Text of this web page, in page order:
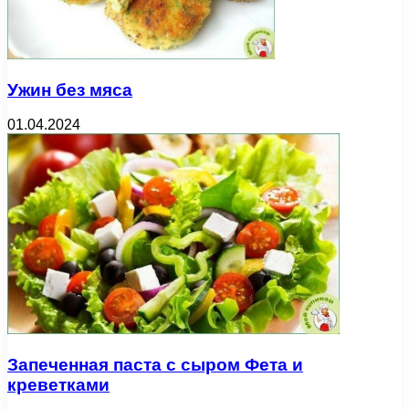
Ужин без мяса
01.04.2024
Запеченная паста с сыром Фета и
креветками